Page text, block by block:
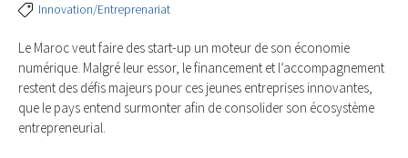
Innovation/Entreprenariat
Le Maroc veut faire des start-up un moteur de son économie
numérique. Malgré leur essor, le financement et l’accompagnement
restent des défis majeurs pour ces jeunes entreprises innovantes,
que le pays entend surmonter afin de consolider son écosystème
entrepreneurial.